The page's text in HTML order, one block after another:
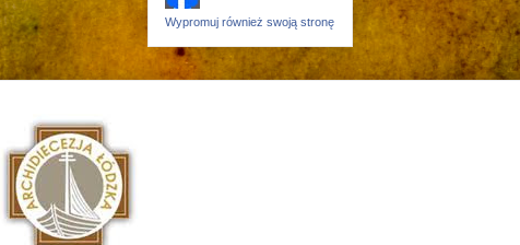
Wypromuj również swoją stronę